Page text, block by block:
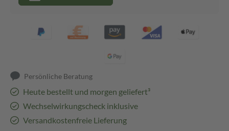
Persönliche Beratung
Heute bestellt und morgen geliefert³
Wechselwirkungscheck inklusive
Versandkostenfreie Lieferung